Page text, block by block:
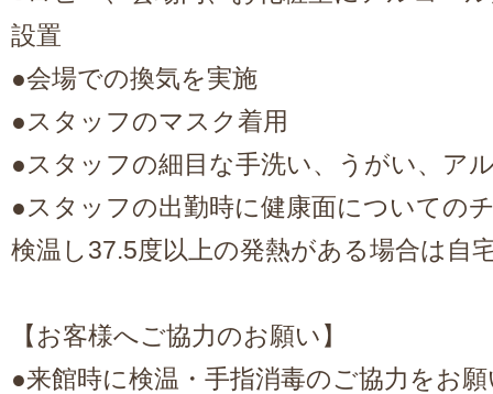
設置
●会場での換気を実施
●スタッフのマスク着用
●スタッフの細目な手洗い、うがい、ア
●スタッフの出勤時に健康面についての
検温し37.5度以上の発熱がある場合は自
【お客様へご協力のお願い】
●来館時に検温・手指消毒のご協力をお